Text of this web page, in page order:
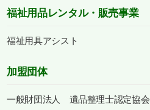
福祉用品レンタル・販売事業
福祉用具アシスト
加盟団体
一般財団法人 遺品整理士認定協会